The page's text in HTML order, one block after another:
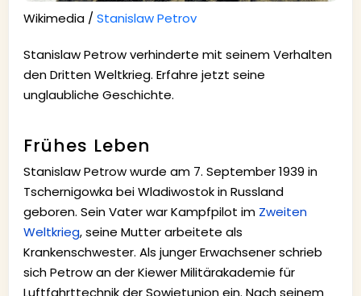
Wikimedia /Stanislaw Petrov
Stanislaw Petrow verhinderte mit seinem Verhalten
den Dritten Weltkrieg. Erfahre jetzt seine
unglaubliche Geschichte.
Frühes Leben
Stanislaw Petrow wurde am 7. September 1939 in
Tschernigowka bei Wladiwostok in Russland
geboren. Sein Vater war Kampfpilot im Zweiten
Weltkrieg, seine Mutter arbeitete als
Krankenschwester. Als junger Erwachsener schrieb
sich Petrow an der Kiewer Militärakademie für
Luftfahrttechnik der Sowjetunion ein. Nach seinem